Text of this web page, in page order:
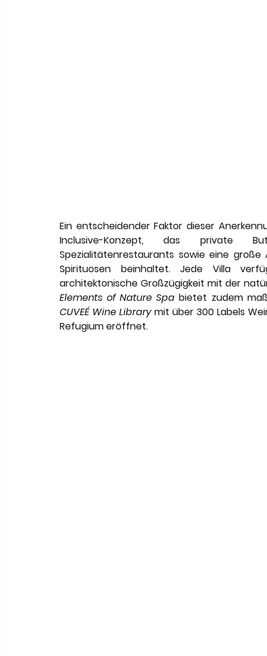
Ein entscheidender Faktor dieser
Inclusive-Konzept, das private
Spezialitätenrestaurants sowie eine
Spirituosen beinhaltet. Jede Villa
architektonische Großzügigkeit mit der
Elements of Nature Spa
CUVEÉ Wine Library mit über 300 Labels
Refugium eröffnet.